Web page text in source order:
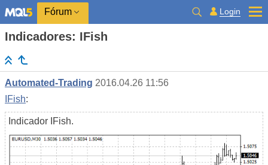
Fórum Login
Indicadores: IFish
Automated-Trading 2016.04.26 11:56
IFish:
Indicador IFish.